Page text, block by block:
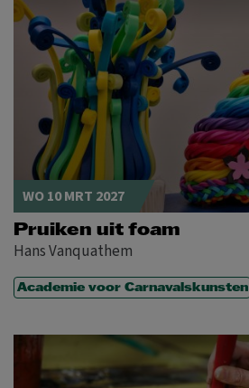
WO 10 MRT 2027
Pruiken uit foam
Hans Vanquathem
Academie voor Carnavalskunsten